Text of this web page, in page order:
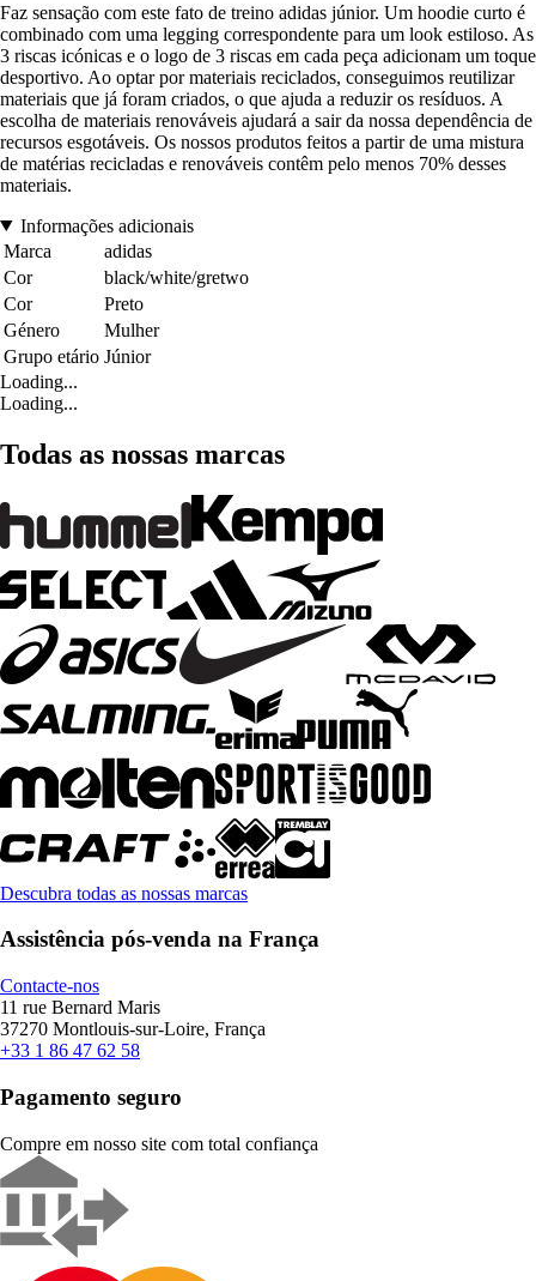
Faz sensação com este fato de treino adidas júnior. Um hoodie curto é
combinado com uma legging correspondente para um look estiloso. As
3 riscas icónicas e o logo de 3 riscas em cada peça adicionam um toque
desportivo. Ao optar por materiais reciclados, conseguimos reutilizar
materiais que já foram criados, o que ajuda a reduzir os resíduos. A
escolha de materiais renováveis ajudará a sair da nossa dependência de
recursos esgotáveis. Os nossos produtos feitos a partir de uma mistura
de matérias recicladas e renováveis contêm pelo menos 70% desses
materiais.
Informações adicionais
Marca
adidas
Cor
black/white/gretwo
Cor
Preto
Género
Mulher
Grupo etário Júnior
Loading...
Loading...
Todas as nossas marcas
Descubra todas as nossas marcas
Assistência pós-venda na França
Contacte-nos
11 rue Bernard Maris
37270 Montlouis-sur-Loire, França
+33 1 86 47 62 58
Pagamento seguro
Compre em nosso site com total confiança